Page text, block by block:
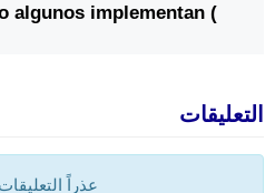
algunos implementan (
التعليقات
عذراً